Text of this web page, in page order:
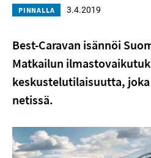
PINNALLA 3.4.2019
Best-Caravan isännöi
Matkailun
keskustelutilaisuutta, joka
netissä.